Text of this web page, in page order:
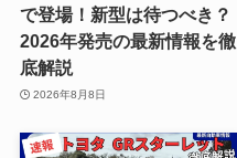
で登場！新型は待つべき？
2026年発売の最新情報を徹
底解説
2026年8月8日